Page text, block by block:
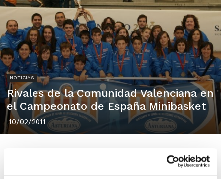
NOTICIAS
Rivales de la Comunidad Valenciana en
el Campeonato de España Minibasket
10/02/2011